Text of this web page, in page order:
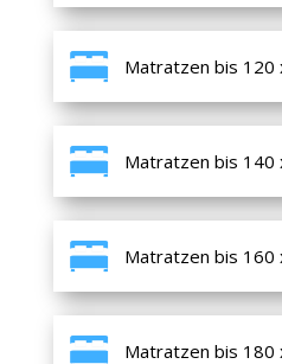
Matratzen bis 120
Matratzen bis 140
Matratzen bis 160
Matratzen bis 180